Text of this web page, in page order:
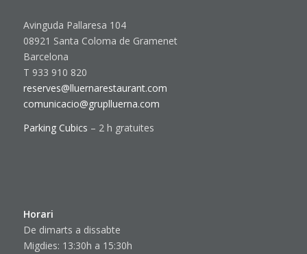
Avinguda Pallaresa 104
08921 Santa Coloma de Gramenet
Barcelona
T 933 910 820
reserves@lluernarestaurant.com
comunicacio@gruplluerna.com
Parking Cubics – 2 h gratuites
Horari
De dimarts a dissabte
Migdies: 13:30h a 15:30h